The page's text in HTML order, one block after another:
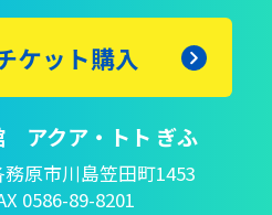
ケット購入
アクア・トト ぎふ
原市川島笠田町1453
0586-89-8201